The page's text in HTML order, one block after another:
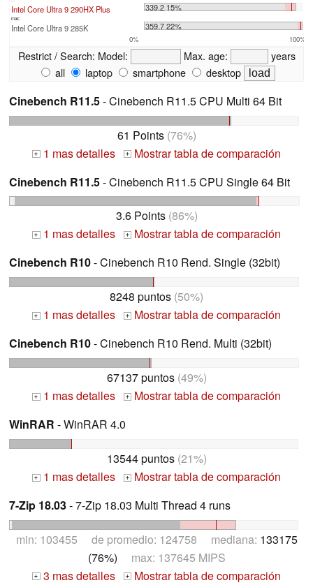
Intel Core Ultra 9 290HX Plus 339.2 15%
max:
Intel Core Ultra 9 285K 359.7 22%
0% 100%
Restrict / Search: Model: Max. age:
years
all
laptop smartphone desktop
Cinebench R11.5- Cinebench R11.5 CPU Multi 64 Bit
61 Points(76%)
+ 1 mas detalles +
Mostrar tabla de comparación
Cinebench R11.5- Cinebench R11.5 CPU Single 64 Bit
3.6 Points(86%)
+ 1 mas detalles +
Mostrar tabla de comparación
Cinebench R10- Cinebench R10 Rend. Single (32bit)
8248 puntos (50%)
+ 1 mas detalles +
Mostrar tabla de comparación
Cinebench R10- Cinebench R10 Rend. Multi (32bit)
67137 puntos(49%)
+ 1 mas detalles +
Mostrar tabla de comparación
WinRAR - WinRAR 4.0
13544 puntos(21%)
+ 1 mas detalles +
Mostrar tabla de comparación
7-Zip 18.03- 7-Zip 18.03 Multi Thread 4 runs
min: 103455 de promedio: 124758 mediana: 133175
(76%) max: 137645 MIPS
+ 3 mas detalles + Mostrar tabla de comparación